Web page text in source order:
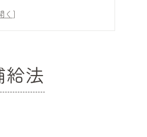
響と選び方
全な摂取ポイント
ーガニックの魅力
られる安心感とは
サプリの特徴
法